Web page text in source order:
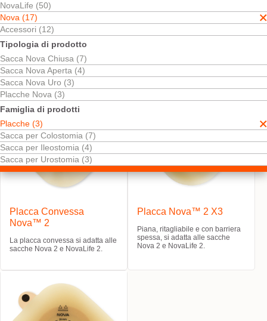
NovaLife (50)
Nova (17)
Accessori (12)
Tipologia di prodotto
Sacca Nova Chiusa (7)
Sacca Nova Aperta (4)
Sacca Nova Uro (3)
Placche Nova (3)
Famiglia di prodotti
Placche (3)
Sacca per Colostomia (7)
Sacca per Ileostomia (4)
Sacca per Urostomia (3)
La sua selezione abbinato3risultati
Ordina per:
Placca Convessa
Nova™ 2
La placca convessa si adatta alle
sacche Nova 2 e NovaLife 2.
Placca Nova™ 2 X3
Piana, ritagliabile e con barriera
spessa, si adatta alle sacche
Nova 2 e NovaLife 2.